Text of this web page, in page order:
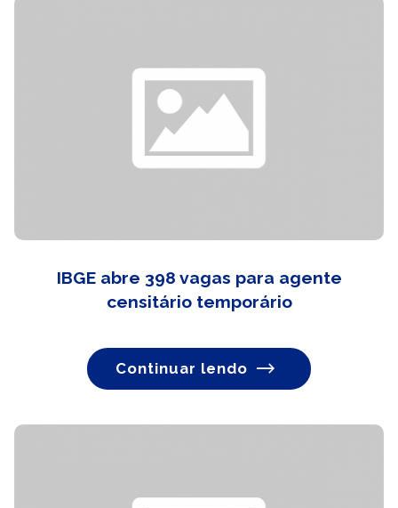
IBGE abre 398 vagas para agente
censitário temporário
Continuar lendo